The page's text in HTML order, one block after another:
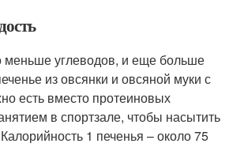
меньше углеводов, и еще больше
из овсянки и овсяной муки с
есть вместо протеиновых
в спортзале, чтобы насытить
1 печенья – около 75